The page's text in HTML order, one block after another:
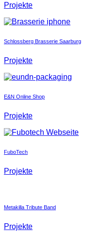
Projekte
Schlossberg Brasserie Saarburg
Projekte
E&N Online Shop
Projekte
FuboTech
Projekte
Metakilla Tribute Band
Projekte